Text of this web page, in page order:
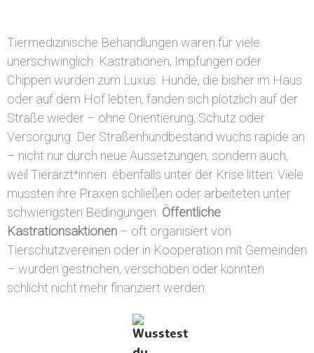
Tiermedizinische Behandlungen waren für viele
unerschwinglich. Kastrationen, Impfungen oder
Chippen wurden zum Luxus. Hunde, die bisher im Haus
oder auf dem Hof lebten, fanden sich plötzlich auf der
Straße wieder – ohne Orientierung, Schutz oder
Versorgung. Der Straßenhundbestand wuchs rapide an
– nicht nur durch neue Aussetzungen, sondern auch,
weil Tierärzt*innen ebenfalls unter der Krise litten: Viele
mussten ihre Praxen schließen oder arbeiteten unter
schwierigsten Bedingungen. Öffentliche
Kastrationsaktionen – oft organisiert von
Tierschutzvereinen oder in Kooperation mit Gemeinden
– wurden gestrichen, verschoben oder konnten
schlicht nicht mehr finanziert werden.